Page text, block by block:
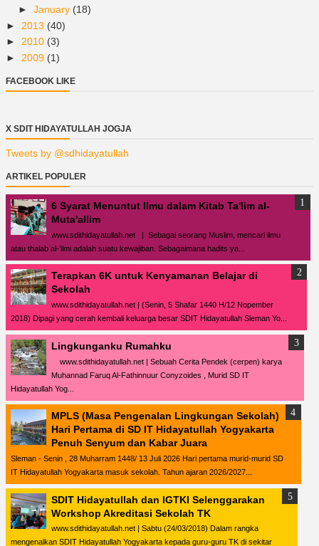
► January (18)
► 2013 (40)
► 2010 (3)
► 2009 (1)
FACEBOOK LIKE
X SDIT HIDAYATULLAH JOGJA
Tweets by @sdhidayatullah
ARTIKEL POPULER
6 Syarat Menuntut Ilmu dalam Kitab Ta'lim al-
Muta'allim
www.sdithidayatullah.net | Sebagai seorang Muslim, mencari ilmu
atau thalab al-’ilmi adalah suatu kewajiban. Sebagaimana hadits ya...
Terapkan 6K untuk Kenyamanan Belajar di
Sekolah
www.sdithidayatullah.net | (Senin, 5 Shafar 1440 H/12 Nopember
2018) Dipagi yang cerah kembali keluarga besar SDIT Hidayatullah Sleman Yo...
Lingkunganku Rumahku
www.sdithidayatullah.net | Sebuah Cerita Pendek (cerpen) karya
Muhannad Faruq Al-Fathinnuur Conyzoides , Murid SD IT
Hidayatullah Yog...
MPLS (Masa Pengenalan Lingkungan Sekolah)
Hari Pertama di SD IT Hidayatullah Yogyakarta
Penuh Senyum dan Kabar Juara
Sleman - Senin , 28 Muharram 1448/ 13 Juli 2026 Hari pertama murid-murid SD
IT Hidayatullah Yogyakarta masuk sekolah. Tahun ajaran 2026/2027...
SDIT Hidayatullah dan IGTKI Selenggarakan
Workshop Akreditasi Sekolah TK
www.sdithidayatullah.net | Sabtu (24/03/2018) Dalam rangka
mengenalkan SDIT Hidayatullah Yogyakarta kepada guru-guru TK di sekitar